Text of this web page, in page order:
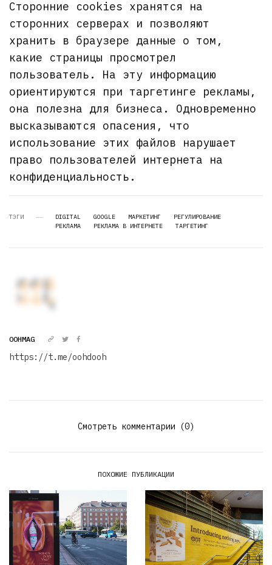
Сторонние cookies хранятся на
сторонних серверах и позволяют
хранить в браузере данные о том,
какие страницы просмотрел
пользователь. На эту информацию
ориентируются при таргетинге рекламы,
она полезна для бизнеса. Одновременно
высказываются опасения, что
использование этих файлов нарушает
право пользователей интернета на
конфиденциальность.
ТЭГИ DIGITAL GOOGLE МАРКЕТИНГ
РЕГУЛИРОВАНИЕ
РЕКЛАМА
РЕКЛАМА В ИНТЕРНЕТЕ ТАРГЕТИНГ
OOHMAG
https://t.me/oohdooh
Смотреть комментарии (0)
ПОХОЖИЕ ПУБЛИКАЦИИ